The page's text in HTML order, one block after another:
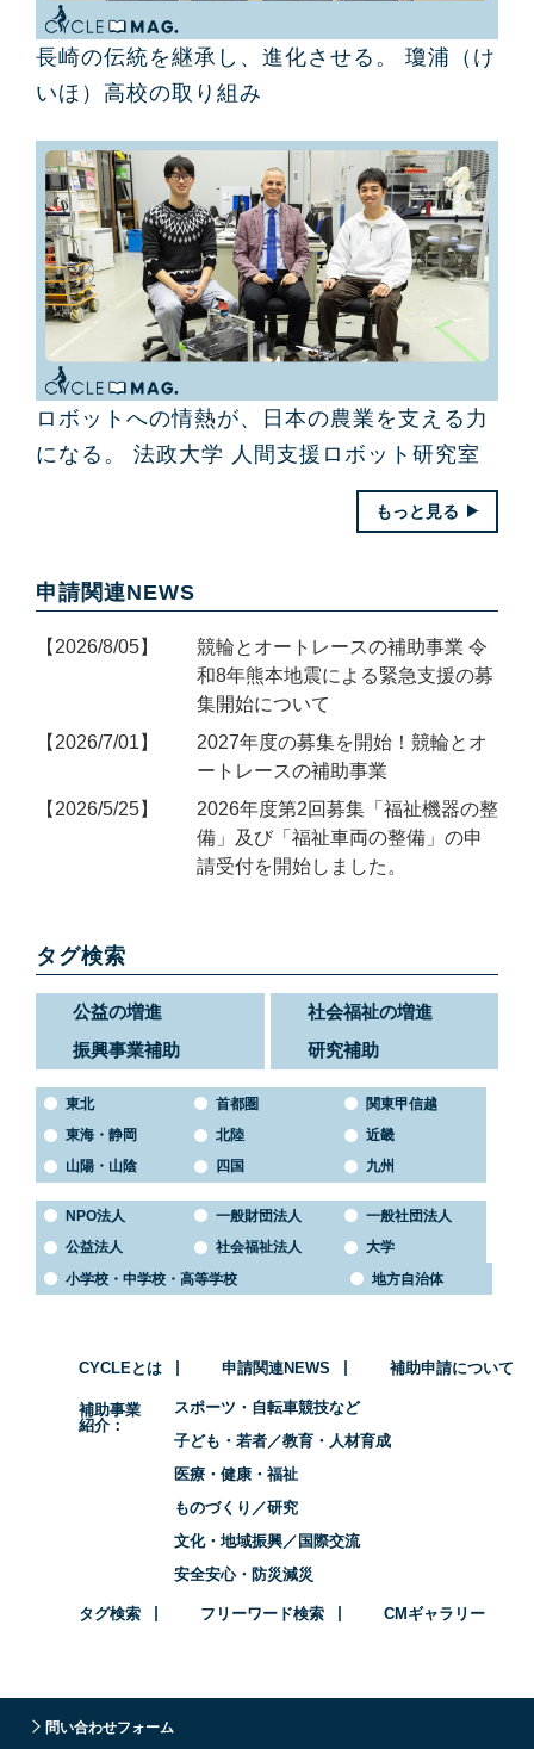
長崎の伝統を継承し、進化させる。 瓊浦（け
いほ）高校の取り組み
ロボットへの情熱が、日本の農業を支える力
になる。 法政大学 人間支援ロボット研究室
もっと見る
申請関連NEWS
2026/8/05
競輪とオートレースの補助事業 令
和8年熊本地震による緊急支援の募
集開始について
2026/7/01
2027年度の募集を開始！競輪とオ
ートレースの補助事業
2026/5/25
2026年度第2回募集「福祉機器の整
備」及び「福祉車両の整備」の申
請受付を開始しました。
タグ検索
公益の増進
社会福祉の増進
振興事業補助
研究補助
東北 首都圏
関東甲信越
東海・静岡
北陸
近畿
山陽・山陰
四国 九州
NPO法人 一般財団法人
一般社団法人
公益法人
社会福祉法人
大学
小学校・中学校・高等学校
地方自治体
CYCLEとは 申請関連NEWS 補助申請について
補助事業
紹介
スポーツ・自転車競技など
子ども・若者／教育・人材育成
医療・健康・福祉
ものづくり／研究
文化・地域振興／国際交流
安全安心・防災減災
タグ検索 フリーワード検索 CMギャラリー
問い合わせフォーム